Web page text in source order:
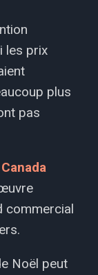
les prix
plus
pas
Canada
commercial
Noël peut